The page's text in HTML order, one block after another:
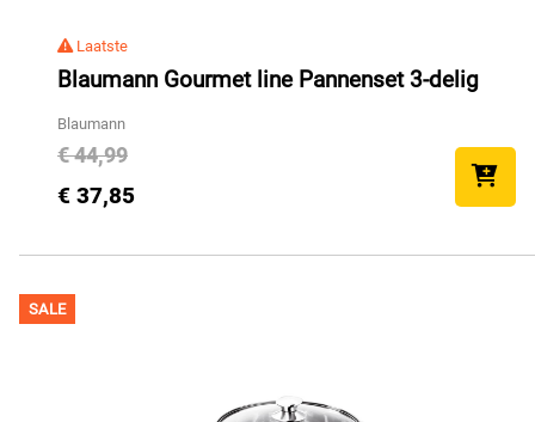
Laatste
Blaumann Gourmet line Pannenset 3-delig
Blaumann
€ 44,99
€ 37,85
SALE